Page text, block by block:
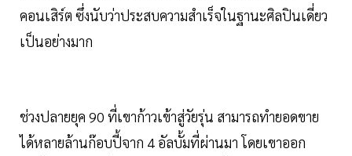
คอนเสิร์ต ซึ่งนับว่าประสบความสำเร็จในฐานะศิลปินเดี่ยว
เป็นอย่างมาก
ช่วงปลายยุค 90 ที่เขาก้าวเข้าสู่วัยรุ่น สามารถทำยอดขาย
ได้หลายล้านก๊อบปี้จาก 4 อัลบั้มที่ผ่านมา โดยเขาออก